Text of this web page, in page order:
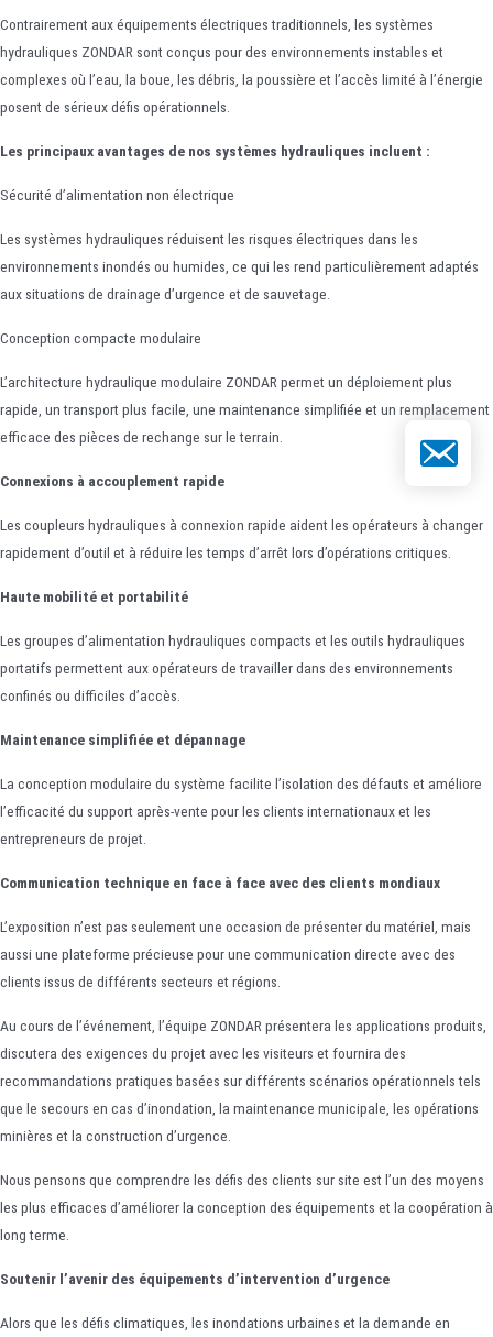
Contrairement aux équipements électriques traditionnels, les systèmes
hydrauliques ZONDAR sont conçus pour des environnements instables et
complexes où l’eau, la boue, les débris, la poussière et l’accès limité à l’énergie
posent de sérieux défis opérationnels.
Les principaux avantages de nos systèmes hydrauliques incluent :
Sécurité d’alimentation non électrique
Les systèmes hydrauliques réduisent les risques électriques dans les
environnements inondés ou humides, ce qui les rend particulièrement adaptés
aux situations de drainage d’urgence et de sauvetage.
Conception compacte modulaire
L’architecture hydraulique modulaire ZONDAR permet un déploiement plus
rapide, un transport plus facile, une maintenance simplifiée et un remplacement
efficace des pièces de rechange sur le terrain.
Connexions à accouplement rapide
Les coupleurs hydrauliques à connexion rapide aident les opérateurs à changer
rapidement d’outil et à réduire les temps d’arrêt lors d’opérations critiques.
Haute mobilité et portabilité
Les groupes d’alimentation hydrauliques compacts et les outils hydrauliques
portatifs permettent aux opérateurs de travailler dans des environnements
confinés ou difficiles d’accès.
Maintenance simplifiée et dépannage
La conception modulaire du système facilite l’isolation des défauts et améliore
l’efficacité du support après-vente pour les clients internationaux et les
entrepreneurs de projet.
Communication technique en face à face avec des clients mondiaux
L’exposition n’est pas seulement une occasion de présenter du matériel, mais
aussi une plateforme précieuse pour une communication directe avec des
clients issus de différents secteurs et régions.
Au cours de l’événement, l’équipe ZONDAR présentera les applications produits,
discutera des exigences du projet avec les visiteurs et fournira des
recommandations pratiques basées sur différents scénarios opérationnels tels
que le secours en cas d’inondation, la maintenance municipale, les opérations
minières et la construction d’urgence.
Nous pensons que comprendre les défis des clients sur site est l’un des moyens
les plus efficaces d’améliorer la conception des équipements et la coopération à
long terme.
Soutenir l’avenir des équipements d’intervention d’urgence
Alors que les défis climatiques, les inondations urbaines et la demande en
E-mail